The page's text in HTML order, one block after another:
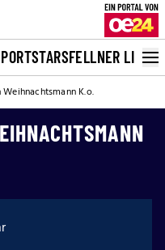
STARSFELLNER LIVE
K.o.
K